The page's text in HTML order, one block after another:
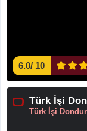
6.0/ 10
Türk İşi
Türk İşi